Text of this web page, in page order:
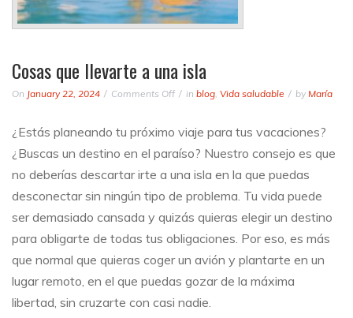
Cosas que llevarte a una isla
On January 22, 2024 Comments Offon
llevarte
a
una
in blog, Vida saludable by María
¿Estás planeando tu próximo viaje para tus vacaciones?
¿Buscas un destino en el paraíso? Nuestro consejo es que
no deberías descartar irte a una isla en la que puedas
desconectar sin ningún tipo de problema. Tu vida puede
ser demasiado cansada y quizás quieras elegir un destino
para obligarte de todas tus obligaciones. Por eso, es más
que normal que quieras coger un avión y plantarte en un
lugar remoto, en el que puedas gozar de la máxima
libertad, sin cruzarte con casi nadie.